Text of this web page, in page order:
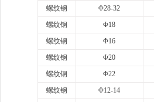
螺纹钢
Φ28-32
螺纹钢
Φ18
螺纹钢
Φ16
螺纹钢
Φ20
螺纹钢
Φ22
螺纹钢
Φ12-14